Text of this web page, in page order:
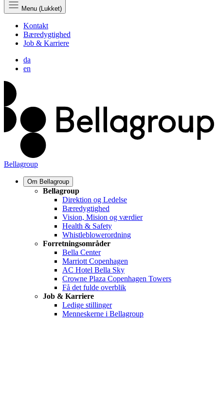
Menu (Lukket)
Kontakt
Bæredygtighed
Job & Karriere
da
en
Bellagroup
Om Bellagroup
Bellagroup
Direktion og Ledelse
Bæredygtighed
Vision, Mision og værdier
Health & Safety
Whistleblowerordning
Forretningsområder
Bella Center
Marriott Copenhagen
AC Hotel Bella Sky
Crowne Plaza Copenhagen Towers
Få det fulde overblik
Job & Karriere
Ledige stillinger
Menneskerne i Bellagroup